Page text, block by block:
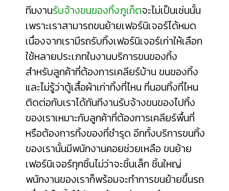
ทีมงานรับจ้างขนของทิ้งภูเก็ตจะไม่เป็นเช่นนั้น
เพราะเราสามารถขนย้ายเฟอร์นิเจอร์ได้หมด
เนื่องจากเรามีรถรับทิ้งเฟอร์นิเจอร์เก่าให้เลือก
ใช้หลายประเภทในงานบริการขนของทิ้ง
สำหรับลูกค้าที่ต้องการเคลียร์บ้าน ขนของทิ้ง
และไม่รู้ว่าตู้เสื้อผ้าเก่าทิ้งที่ไหน ที่นอนทิ้งที่ไหน
ติดต่อกับเราได้ทันทีงานรับจ้างขนของไปทิ้ง
ของเราเหมาะกับลูกค้าที่ต้องการเคลียร์พื้นที่
หรือต้องการทิ้งของที่ชำรุด อีกทั้งบริการขนทิ้ง
ของเรานั้นมีพนักงานคอยช่วยเหลือ ขนย้าย
เฟอร์นิเจอร์ทุกชิ้นไม่ว่าจะชิ้นเล็ก ชิ้นใหญ่
พนักงานของเราก็พร้อมจะทำการขนย้ายขึ้นรถ